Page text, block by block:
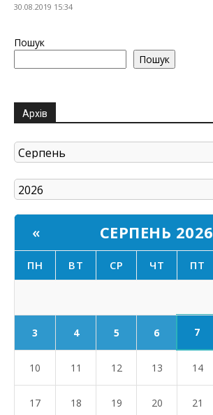
30.08.2019 15:34
Пошук
Пошук
Архів
« СЕРПЕНЬ 2026
ПН ВТ СР ЧТ ПТ
3 4 5 6 7
10 11 12 13 14
17 18 19 20 21